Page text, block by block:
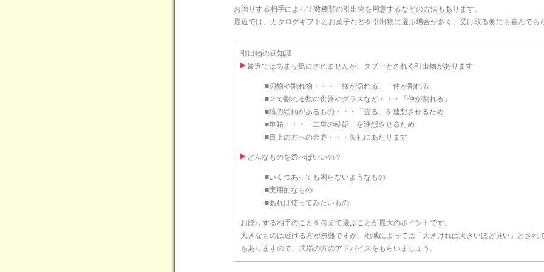
お贈りする相手によって数種類の引出物を用意するなどの方法もあります。
最近では、カタログギフトとお菓子などを引出物に選ぶ場合が多く、受け取る側にも喜んでも
引出物の豆知識
最近ではあまり気にされませんが、タブーとされる引出物があります
■刃物や割れ物・・・「縁が切れる」「仲が割れる」
■２で割れる数の食器やグラスなど・・・「仲が割れる」
■猿の絵柄があるもの・・・「去る」を連想させるため
■重箱・・・「二重の結婚」を連想させるため
■目上の方への金券・・・失礼にあたります
どんなものを選べばいいの？
■いくつあっても困らないようなもの
■実用的なもの
■あれば使ってみたいもの
お贈りする相手のことを考えて選ぶことが最大のポイントです。
大きなものは避ける方が無難ですが、地域によっては「大きければ大きいほど良い」とされ
もありますので、式場の方のアドバイスをもらいましょう。